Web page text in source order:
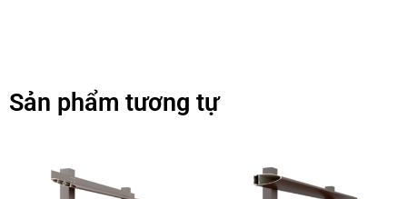
Sản phẩm tương tự